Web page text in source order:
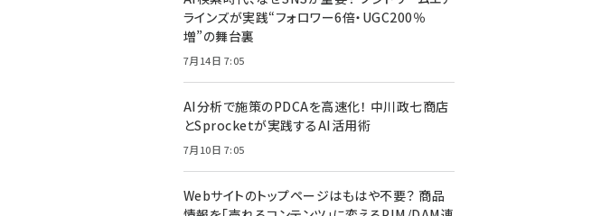
ラインズが実践“フォロワー6倍・UGC200％
増”の舞台裏
7月14日 7:05
AI分析で施策のPDCAを高速化！ 中川政七商店
とSprocketが実践するAI活用術
7月10日 7:05
Webサイトのトップページはもはや不要？ 商品